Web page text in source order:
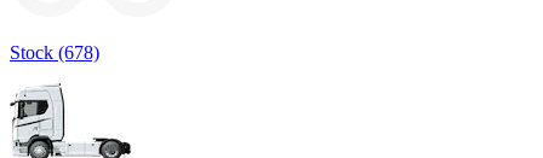
Stock (678)